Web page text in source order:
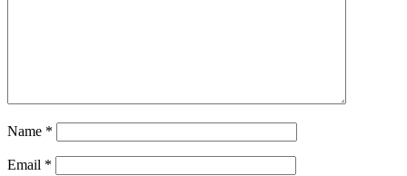
Name *
Email *